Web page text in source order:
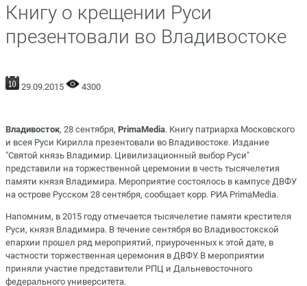
Книгу о крещении Руси
презентовали во Владивостоке
29.09.2015 4300
Владивосток, 28 сентября, PrimaMedia. Книгу патриарха Московского
и всея Руси Кирилла презентовали во Владивостоке. Издание
"Святой князь Владимир. Цивилизационный выбор Руси"
представили на торжественной церемонии в честь тысячелетия
памяти князя Владимира. Мероприятие состоялось в кампусе ДВФУ
на острове Русском 28 сентября, сообщает корр. РИА PrimaMedia.
Напомним, в 2015 году отмечается тысячелетие памяти крестителя
Руси, князя Владимира. В течение сентября во Владивостокской
епархии прошел ряд мероприятий, приуроченных к этой дате, в
частности торжественная церемония в ДВФУ. В мероприятии
приняли участие представители РПЦ и Дальневосточного
федерального университета.